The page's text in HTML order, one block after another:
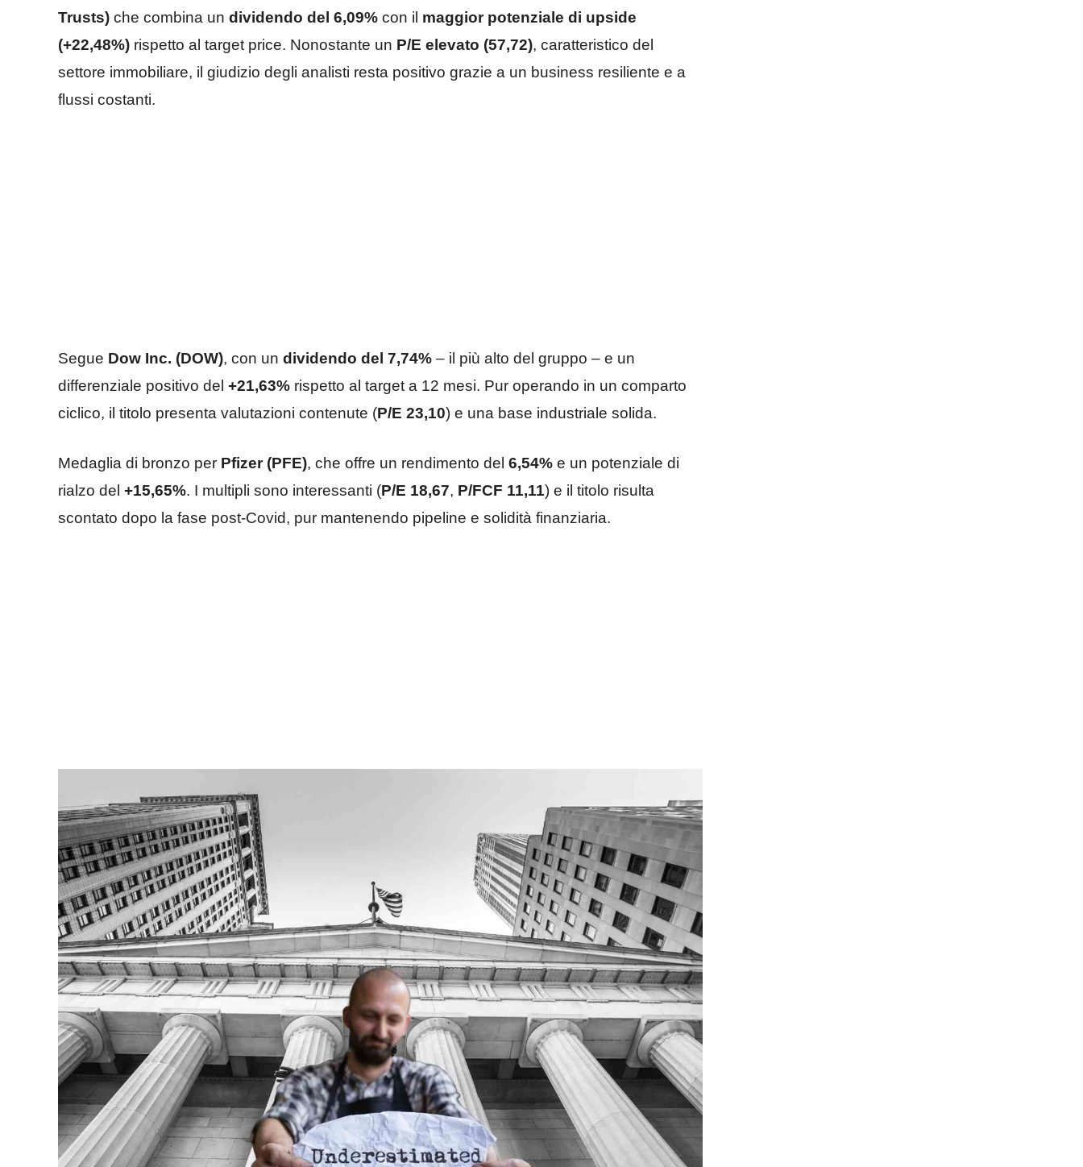
Trusts) che combina un dividendo del 6,09% con il maggior potenziale di upside
(+22,48%) rispetto al target price. Nonostante un P/E elevato (57,72), caratteristico del
settore immobiliare, il giudizio degli analisti resta positivo grazie a un business resiliente e a
flussi costanti.
Segue Dow Inc. (DOW), con un dividendo del 7,74% – il più alto del gruppo – e un
differenziale positivo del +21,63% rispetto al target a 12 mesi. Pur operando in un comparto
ciclico, il titolo presenta valutazioni contenute (P/E 23,10) e una base industriale solida.
Medaglia di bronzo per Pfizer (PFE), che offre un rendimento del 6,54% e un potenziale di
rialzo del +15,65%. I multipli sono interessanti (P/E 18,67, P/FCF 11,11) e il titolo risulta
scontato dopo la fase post-Covid, pur mantenendo pipeline e solidità finanziaria.